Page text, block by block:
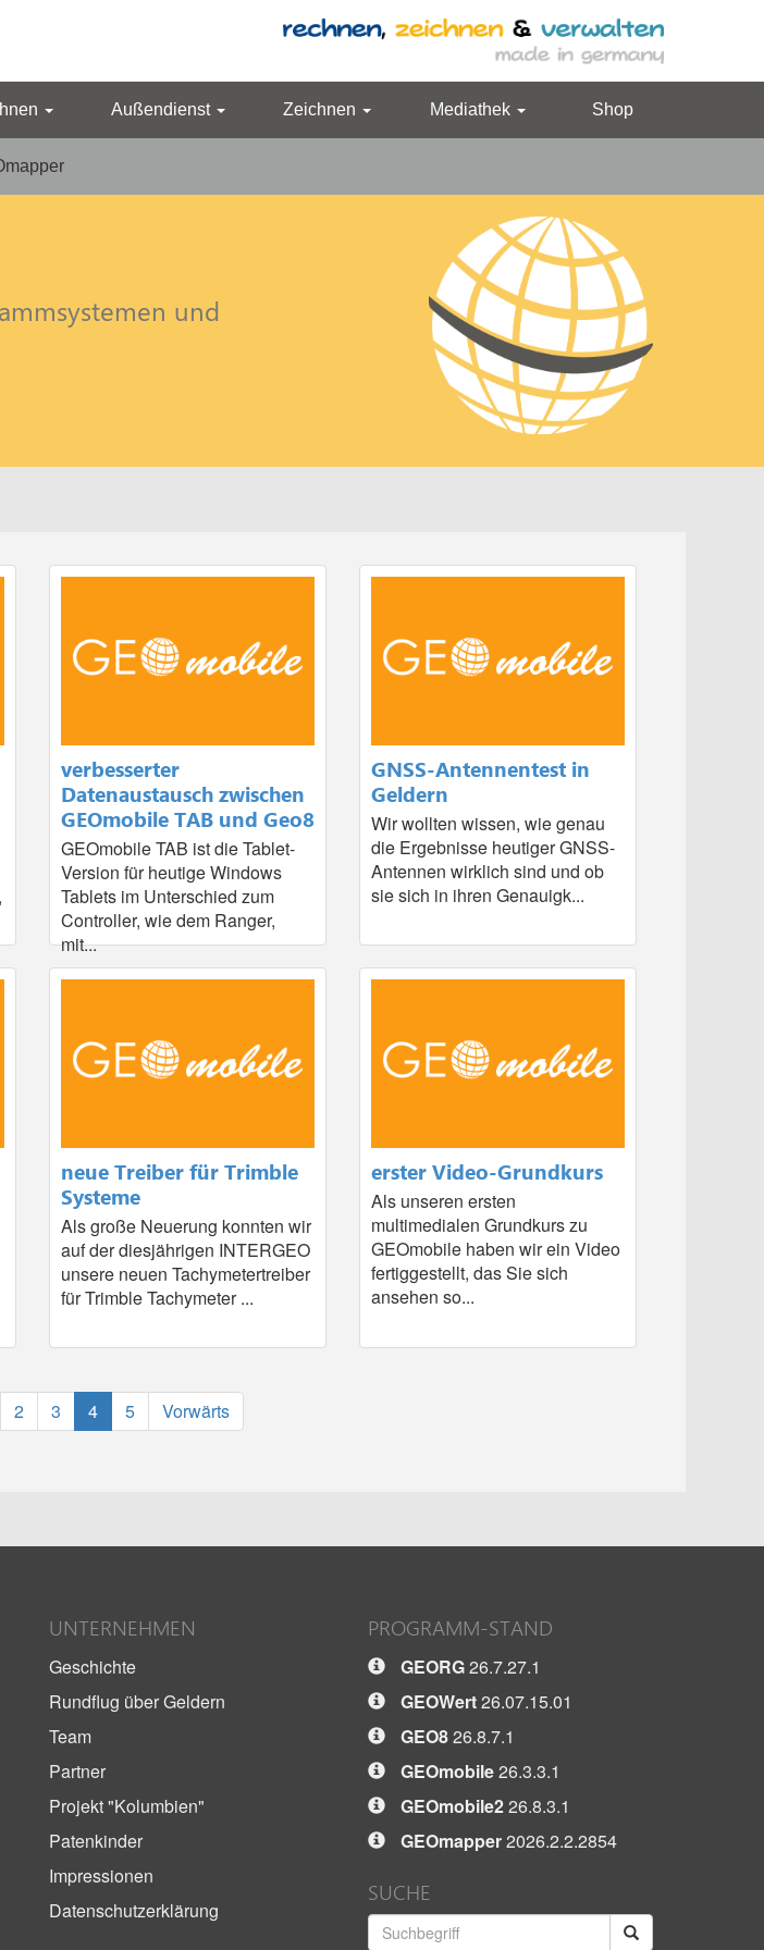
Außendienst Zeichnen Mediathek Shop
und
verbesserter
Datenaustausch zwischen
GEOmobile TAB und Geo8
GEOmobile TAB ist die Tablet-
Version für heutige Windows
Tablets im Unterschied zum
Controller, wie dem Ranger,
mit...
GNSS-Antennentest in
Geldern
Wir wollten wissen, wie genau
die Ergebnisse heutiger GNSS-
Antennen wirklich sind und ob
sie sich in ihren Genauigk...
neue Treiber für Trimble
Systeme
Als große Neuerung konnten wir
auf der diesjährigen INTERGEO
unsere neuen Tachymetertreiber
für Trimble Tachymeter ...
erster Video-Grundkurs
Als unseren ersten
multimedialen Grundkurs zu
GEOmobile haben wir ein Video
fertiggestellt, das Sie sich
ansehen so...
2 3 4 5 Vorwärts
UNTERNEHMEN
Geschichte
Rundflug über Geldern
Team
Partner
Projekt "Kolumbien"
Patenkinder
Impressionen
Datenschutzerklärung
PROGRAMM-STAND
GEORG26.7.27.1
GEOWert26.07.15.01
GEO826.8.7.1
GEOmobile26.3.3.1
GEOmobile226.8.3.1
GEOmapper2026.2.2.2854
SUCHE